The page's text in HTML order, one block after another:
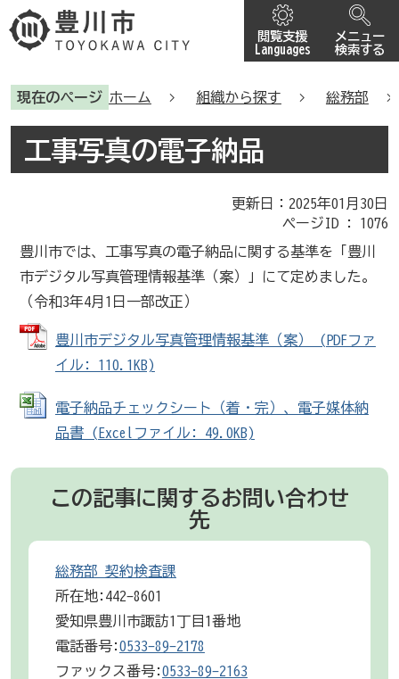
閲覧支援
Languages
メニュー
検索する
現在のページ ホーム 組織から探す 総務部
工事写真の電子納品
更新日：2025年01月30日
ページID : 1076
豊川市では、工事写真の電子納品に関する基準を「豊川
市デジタル写真管理情報基準（案）」にて定めました。
（令和3年4月1日一部改正）
豊川市デジタル写真管理情報基準（案） (PDFファ
イル: 110.1KB)
電子納品チェックシート（着・完）、電子媒体納
品書 (Excelファイル: 49.0KB)
この記事に関するお問い合わせ
先
総務部 契約検査課
所在地:442-8601
愛知県豊川市諏訪1丁目1番地
電話番号:0533-89-2178
ファックス番号:0533-89-2163